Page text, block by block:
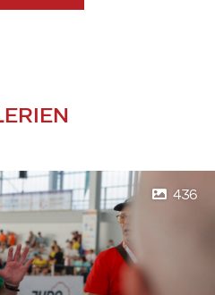
436